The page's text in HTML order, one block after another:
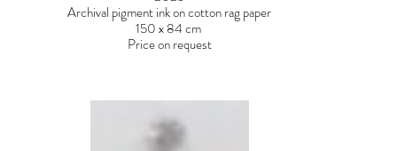
Archival pigment ink on cotton rag paper
150 x 84 cm
Price on request